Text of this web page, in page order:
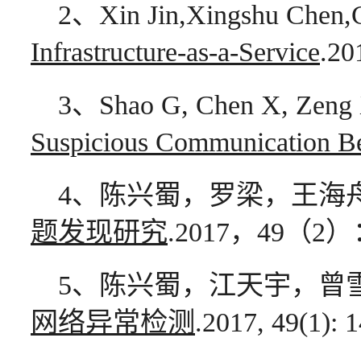
2、Xin Jin,Xingshu
Infrastructure-as-a-Service
3、Shao G, Chen X,
Suspicious Communication
4、陈兴蜀，罗梁，王海
题发现研究.2017，49（2）
5、陈兴蜀，江天宇，曾
网络异常检测 .2017, 49(1):